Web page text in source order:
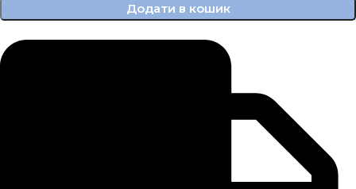
Додати в кошик